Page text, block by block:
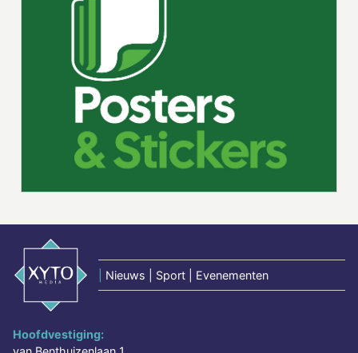
Nieuws | Sport | Evenementen
Hoofdvestiging: